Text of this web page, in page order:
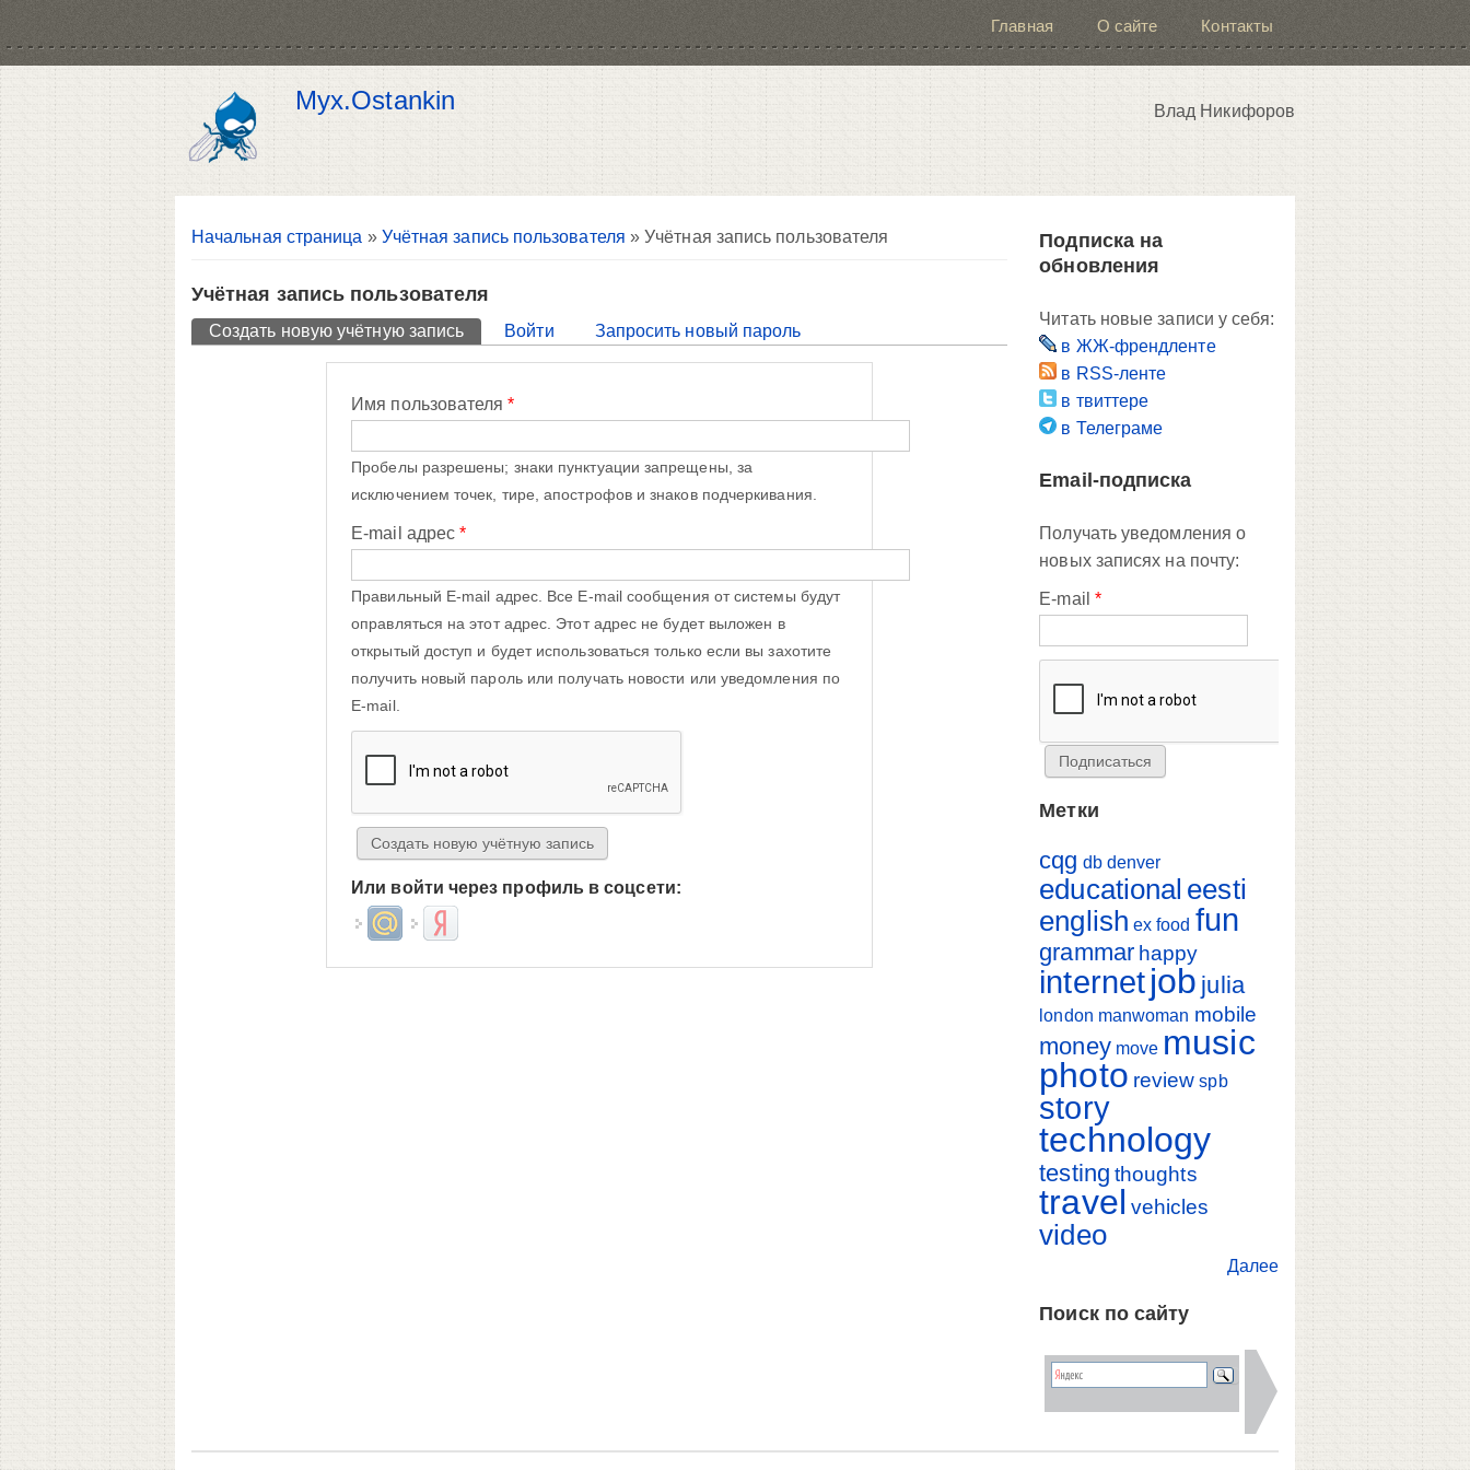
Главная О сайте Контакты
Myx.Ostankin Влад Никифоров
Вы здесь
Начальная страница » Учётная запись пользователя » Учётная запись пользователя
Учётная запись пользователя
Главные вкладки
Создать новую учётную запись (активная вкладка)
Войти Запросить новый пароль
Имя пользователя*
Пробелы разрешены; знаки пунктуации запрещены, за
исключением точек, тире, апострофов и знаков подчеркивания.
E-mail адрес*
Правильный E-mail адрес. Все E-mail сообщения от системы будут
оправляться на этот адрес. Этот адрес не будет выложен в
открытый доступ и будет использоваться только если вы захотите
получить новый пароль или получать новости или уведомления по
E-mail.
Или войти через профиль в соцсети:
Login with Mail.ruLogin with Яндекс
Подписка на
обновления
Читать новые записи у себя:
в ЖЖ-френдленте
в RSS-ленте
в твиттере
в Телеграме
Email-подписка
Получать уведомления о
новых записях на почту:
E-mail *
Метки
cqg db denver
educational eesti
english ex food fun
grammar happy
internetjob julia
london manwoman mobile
money move music
photo review spb
story
technology
testing thoughts
travel vehicles
video
Далее
Поиск по сайту